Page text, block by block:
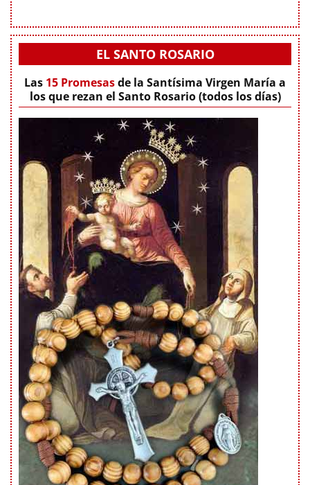
EL SANTO ROSARIO
Las 15 Promesasde la Santísima Virgen María a
los que rezan el Santo Rosario (todos los días)